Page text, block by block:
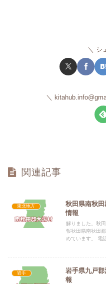
シ
関連記事
東北地方
秋田県南秋
情報
解りました。秋
報秋田県南秋田
めています。 電
岩手
岩手県九戸
報